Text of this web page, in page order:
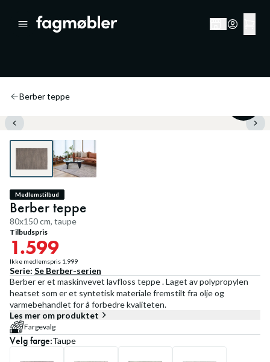
Berber teppe
Medlemstilbud
Berber teppe
80x150 cm, taupe
Tilbudspris
1.599
Ikke medlemspris 1.999
Serie: Se Berber-serien
Berber er et maskinvevet lavfloss teppe . Laget av polypropylen
heatset som er et syntetisk materiale fremstilt fra olje og
varmebehandlet for å forbedre kvaliteten.
Les mer om produktet
Fargevalg
Velgfarge:Taupe